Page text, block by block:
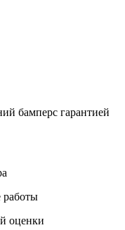
бамперс гарантией
работы
оценки